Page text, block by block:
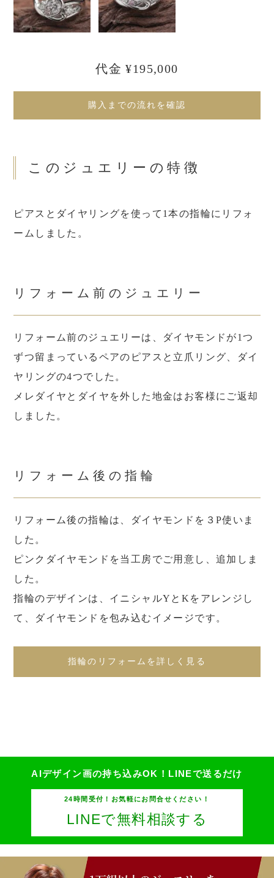
代金 ¥195,000
購入までの流れを確認
このジュエリーの特徴
ピアスとダイヤリングを使って1本の指輪にリフォ
ームしました。
リフォーム前のジュエリー
リフォーム前のジュエリーは、ダイヤモンドが1つ
ずつ留まっているペアのピアスと立爪リング、ダイ
ヤリングの4つでした。
メレダイヤとダイヤを外した地金はお客様にご返却
しました。
リフォーム後の指輪
リフォーム後の指輪は、ダイヤモンドを３P使いま
した。
ピンクダイヤモンドを当工房でご用意し、追加しま
した。
指輪のデザインは、イニシャルYとKをアレンジし
て、ダイヤモンドを包み込むイメージです。
指輪のリフォームを詳しく見る
AIデザイン画の持ち込みOK！ LINEで送るだけ
24時間受付！お気軽にお問合せください！
LINEで無料相談する